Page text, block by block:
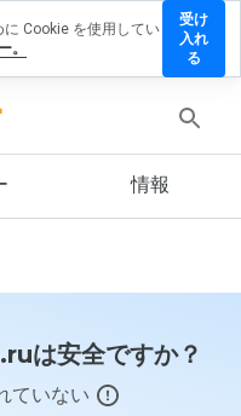
情報
は安全ですか？
ていない
Cookie を使用してい
。
受け
入れ
る